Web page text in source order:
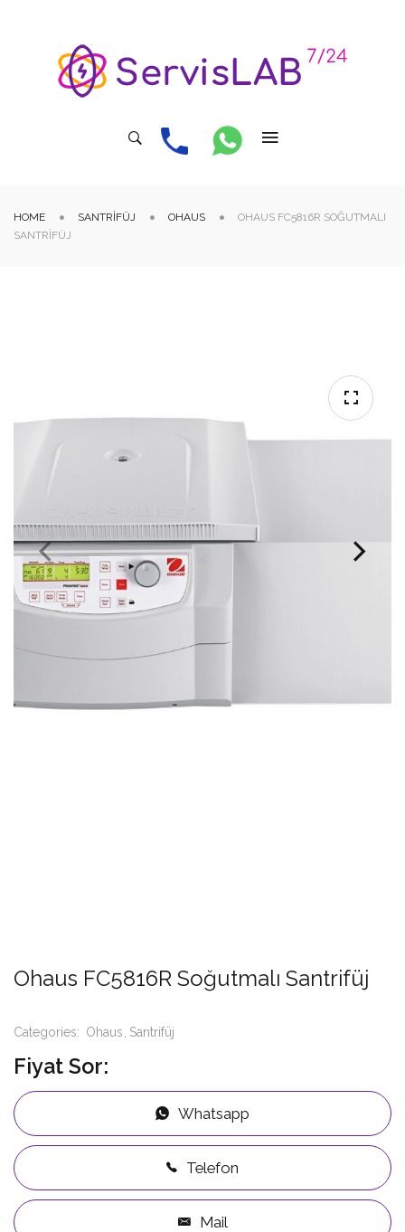
HOME SANTRIFÜJ OHAUS
OHAUS FC5816R SOĞUTMALI
SANTRIFÜJ
Ohaus FC5816R Soğutmalı Santrifüj
Categories: Ohaus Santrifüj
Fiyat Sor:
Whatsapp
Telefon
Mail